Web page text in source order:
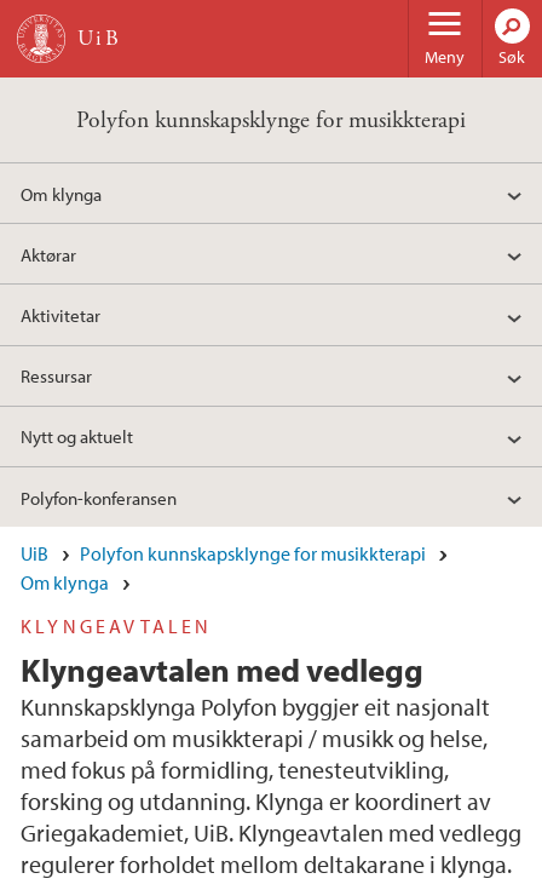
Hopp til hovedinnhold
Meny Søk
Polyfon kunnskapsklynge for musikkterapi
Om klynga
Aktørar
Aktivitetar
Ressursar
Nytt og aktuelt
Polyfon-konferansen
UiB
Polyfon kunnskapsklynge for musikkterapi
Om klynga
KLYNGEAVTALEN
Klyngeavtalen med vedlegg
Kunnskapsklynga Polyfon byggjer eit nasjonalt
samarbeid om musikkterapi / musikk og helse,
med fokus på formidling, tenesteutvikling,
forsking og utdanning. Klynga er koordinert av
Griegakademiet, UiB. Klyngeavtalen med vedlegg
regulerer forholdet mellom deltakarane i klynga.